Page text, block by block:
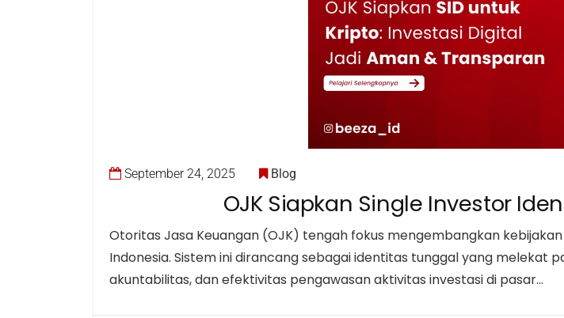
September 24, 2025 Blog
OJK Siapkan Single Investor
Otoritas Jasa Keuangan (OJK) tengah fokus mengembangkan
Indonesia. Sistem ini dirancang sebagai identitas tunggal yang melekat
akuntabilitas, dan efektivitas pengawasan aktivitas investasi di pasar…